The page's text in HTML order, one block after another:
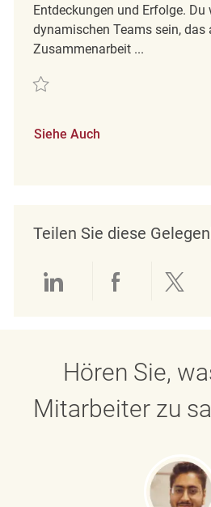
Entdeckungen und Erfolge. Du
dynamischen Teams sein,
Zusammenarbeit ...
Retten Retail Department Supervisor
Siehe Auch
Teilen Sie diese
Über LinkedIn teilen
Über
Hören Sie,
Mitarbeiter zu